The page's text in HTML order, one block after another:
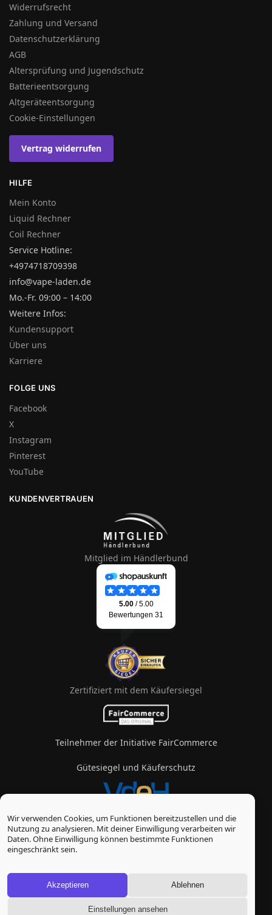
Wir verwenden Cookies, um Funktionen bereitzustellen und die
Nutzung zu analysieren. Mit deiner Einwilligung verarbeiten wir
Daten. Ohne Einwilligung können bestimmte Funktionen
eingeschränkt sein.
Akzeptieren Ablehnen
Einstellungen ansehen
Widerrufsrecht
Zahlung und Versand
Datenschutzerklärung
AGB
Altersprüfung und Jugendschutz
Batterieentsorgung
Altgeräteentsorgung
Cookie-Einstellungen
Vertrag widerrufen
HILFE
Mein Konto
Liquid Rechner
Coil Rechner
Service Hotline:
+4974718709398
info@vape-laden.de
Mo.-Fr. 09:00 – 14:00
Weitere Infos:
Kundensupport
Über uns
Karriere
FOLGE UNS
Facebook
X
Instagram
Pinterest
YouTube
KUNDENVERTRAUEN
Mitglied im Händlerbund
Zertifiziert mit dem Käufersiegel
Teilnehmer der Initiative FairCommerce
Gütesiegel und Käuferschutz
Mitglied im Verband des eZigarettenhandels
© Vape-Laden 2026
Versandkosten , wenn nicht anders beschrieben